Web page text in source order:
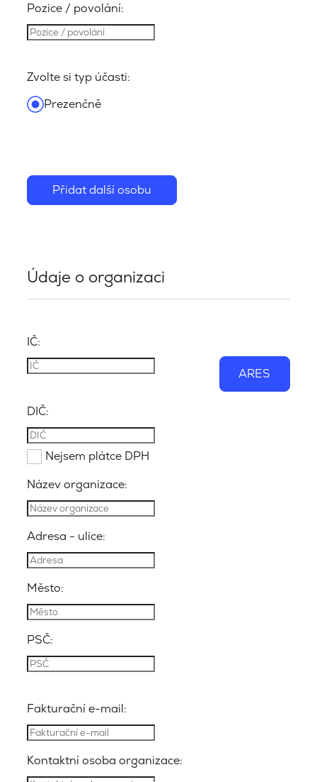
Pozice / povolání:
Zvolte si typ účasti:
Prezenčně
Přidat další osobu
Údaje o organizaci
IČ:
ARES
DIČ:
Nejsem plátce DPH
Název organizace:
Adresa - ulice:
Město:
PSČ:
Fakturační e-mail:
Kontaktní osoba organizace: